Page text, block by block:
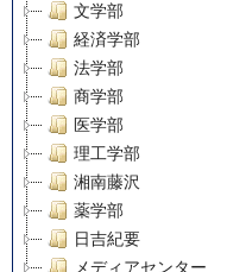
文学部
経済学部
法学部
商学部
医学部
理工学部
湘南藤沢
薬学部
日吉紀要
メディアセンター